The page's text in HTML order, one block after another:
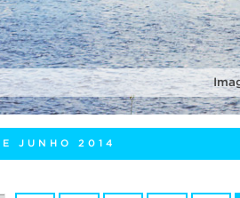
JUNHO 2014